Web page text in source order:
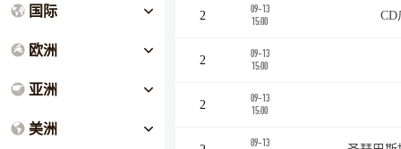
国际
欧洲
亚洲
美洲
2
09-13
15:00
CD
2
09-13
15:00
2
09-13
15:00
09-13